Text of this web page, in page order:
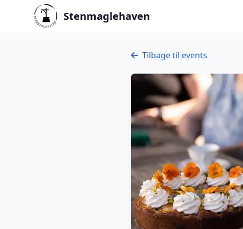
Stenmaglehaven
Tilbage til events